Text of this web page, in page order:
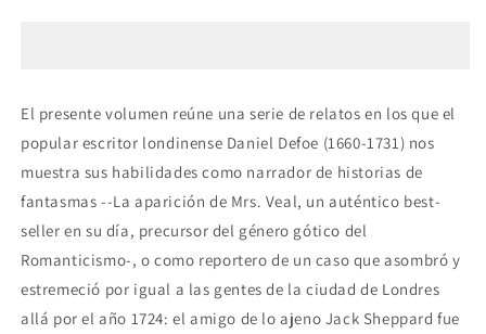
PIRATAS
El presente volumen reúne una serie de relatos en los que el
popular escritor londinense Daniel Defoe (1660-1731) nos
muestra sus habilidades como narrador de historias de
fantasmas --La aparición de Mrs. Veal, un auténtico best-
seller en su día, precursor del género gótico del
Romanticismo-, o como reportero de un caso que asombró y
estremeció por igual a las gentes de la ciudad de Londres
allá por el año 1724: el amigo de lo ajeno Jack Sheppard fue